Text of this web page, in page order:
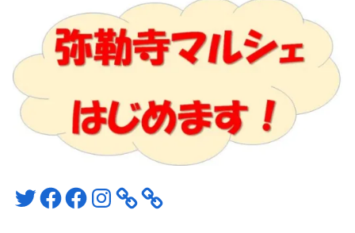
TwitterFacebookFacebookInstagram